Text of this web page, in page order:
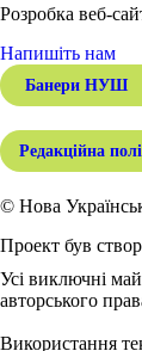
Розробка веб-
Напишіть нам
Банери НУШ
Редакційна
© Нова
Проект був
Усі виключні
авторського
Використання